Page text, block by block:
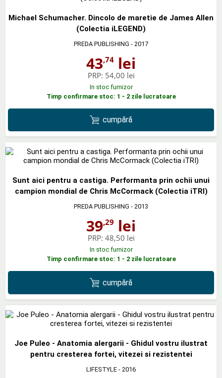
Michael Schumacher. Dincolo de maretie de James Allen
(Colectia iLEGEND)
PREDA PUBLISHING - 2017
43,74 lei
PRP: 54,00 lei
In stoc furnizor
Timp confirmare stoc: 1 - 2 zile lucratoare
cumpără
Sunt aici pentru a castiga. Performanta prin ochii unui
campion mondial de Chris McCormack (Colectia iTRI)
PREDA PUBLISHING - 2013
39,29 lei
PRP: 48,50 lei
In stoc furnizor
Timp confirmare stoc: 1 - 2 zile lucratoare
cumpără
Joe Puleo - Anatomia alergarii - Ghidul vostru ilustrat
pentru cresterea fortei, vitezei si rezistentei
LIFESTYLE - 2016